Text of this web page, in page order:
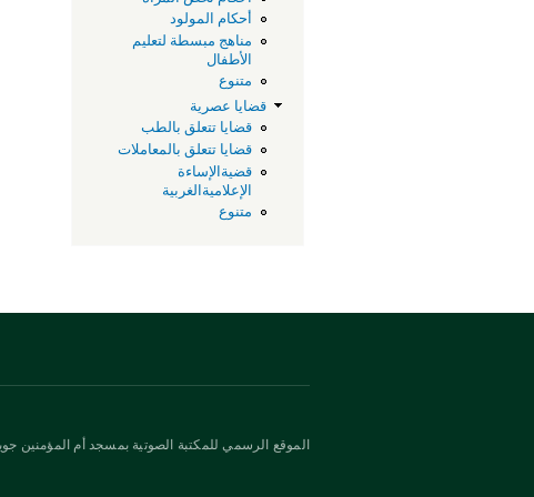
أحكام المولود
مناهج مبسطة لتعليم
الأطفال
متنوع
قضايا عصرية
قضايا تتعلق بالطب
قضايا تتعلق بالمعاملات
قضيةالإساءة
الإعلاميةالغربية
متنوع
الموقع الرسمي للمكتبة الصوتية بمسجد أم المؤمنين